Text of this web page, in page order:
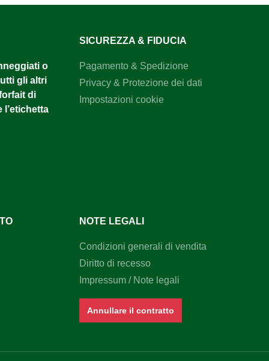
o
gli altri
di
l’etichetta
SICUREZZA & FIDUCIA
Pagamento & Spedizione
Privacy & Protezione dei dati
Impostazioni cookie
NOTE LEGALI
Condizioni generali di vendita
Diritto di recesso
Impressum / Note legali
Annullare il contratto